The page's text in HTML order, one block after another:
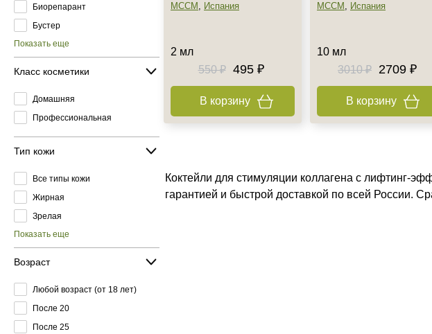
Биорепарант
Бустер
Показать еще
Класс косметики
Домашняя
Профессиональная
Тип кожи
Все типы кожи
Жирная
Зрелая
Показать еще
Возраст
Любой возраст (от 18 лет)
После 20
После 25
MCCM , Испания
2 мл
550 ₽
495 ₽
В корзину
MCCM , Испания
10 мл
3010 ₽
2709 ₽
В корзину
Коктейли для стимуляции коллагена с лифтинг-
гарантией и быстрой доставкой по всей России.